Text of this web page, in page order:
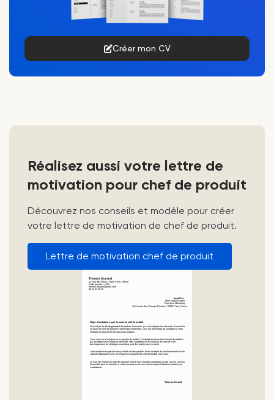
Créer mon CV
Réalisez aussi votre lettre de
motivation pour chef de produit
Découvrez nos conseils et modèle pour créer
votre lettre de motivation de chef de produit.
Lettre de motivation chef de produit